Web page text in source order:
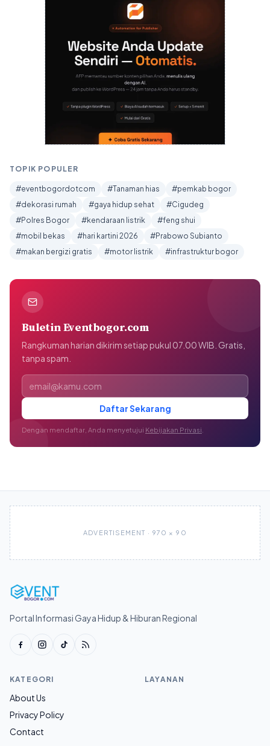
TOPIK POPULER
#eventbogordotcom #Tanaman hias
#pemkab bogor
#dekorasi rumah
#gaya hidup sehat
#Cigudeg
#Polres Bogor
#kendaraan listrik
#feng shui
#mobil bekas
#hari kartini 2026
#Prabowo Subianto
#makan bergizi gratis
#motor listrik #infrastruktur bogor
Buletin Eventbogor.com
Rangkuman harian dikirim setiap pukul 07.00 WIB. Gratis,
tanpa spam.
Alamat email
Daftar Sekarang
Dengan mendaftar, Anda menyetujui Kebijakan Privasi
ADVERTISEMENT · 970 × 90
Portal Informasi Gaya Hidup & Hiburan Regional
KATEGORI
About Us
Privacy Policy
Contact
LAYANAN